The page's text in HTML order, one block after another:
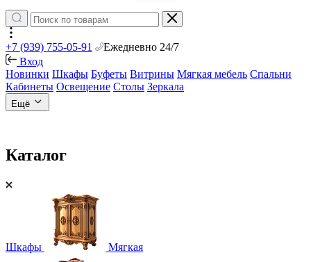
+7 (939) 755-05-91
Ежедневно 24/7
Вход
Новинки Шкафы Буфеты Витрины Мягкая мебель Спальни
Кабинеты Освещение Столы Зеркала
Ещё
Каталог
Шкафы Мягкая